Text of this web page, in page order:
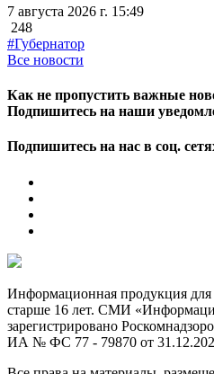
7 августа 2026 г. 15:49
248
#Губернатор
Все новости
Как не пропустить важные
Подпишитесь на наши
Подпишитесь на нас в соц.
Информационная продукция для
старше 16 лет. СМИ
зарегистрировано
ИА № ФС 77 - 79870 от